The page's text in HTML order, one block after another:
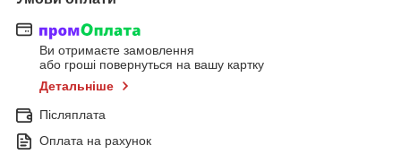
Ви отримаєте замовлення
або гроші повернуться на вашу картку
Детальніше
Післяплата
Оплата на рахунок